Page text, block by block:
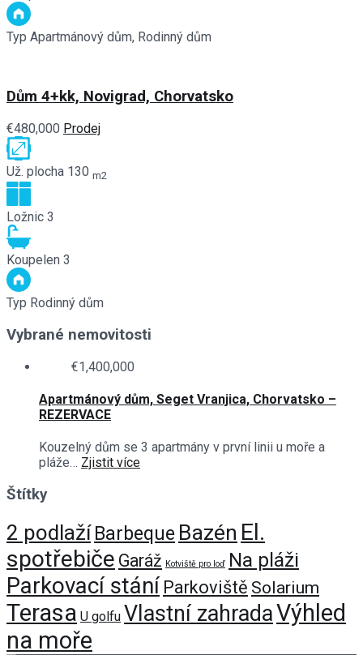
Typ Apartmánový dům, Rodinný dům
Dům 4+kk, Novigrad, Chorvatsko
€480,000 Prodej
Už. plocha 130 m2
Ložnic 3
Koupelen 3
Typ Rodinný dům
Vybrané nemovitosti
€1,400,000
Apartmánový dům, Seget Vranjica, Chorvatsko –
REZERVACE
Kouzelný dům se 3 apartmány v první linii u moře a
pláže… Zjistit více
Štítky
2 podlaží Barbeque Bazén El.
spotřebiče Garáž Kotviště pro loď Na pláži
Parkovací stání Parkoviště Solarium
Terasa U golfu Vlastní zahradaVýhled
na moře